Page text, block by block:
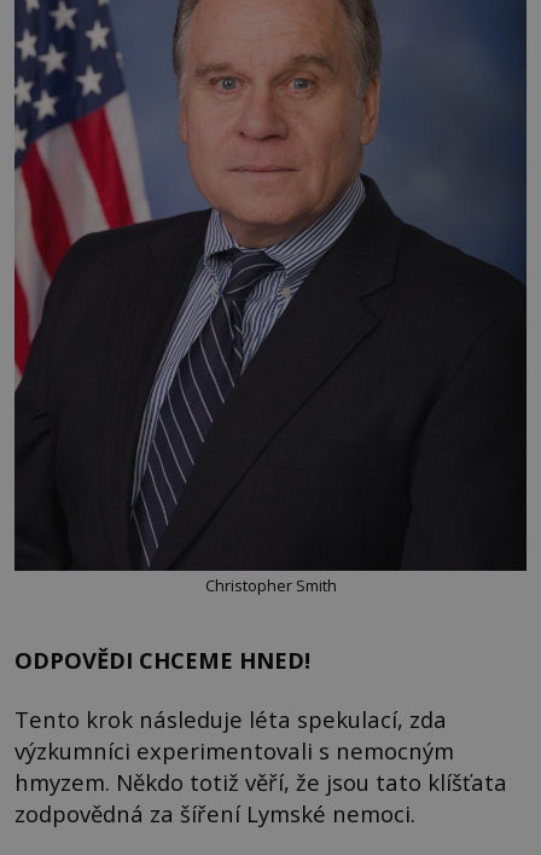
Christopher Smith
ODPOVĚDI CHCEME HNED!
Tento krok následuje léta spekulací, zda
výzkumníci experimentovali s nemocným
hmyzem. Někdo totiž věří, že jsou tato klíšťata
zodpovědná za šíření Lymské nemoci.